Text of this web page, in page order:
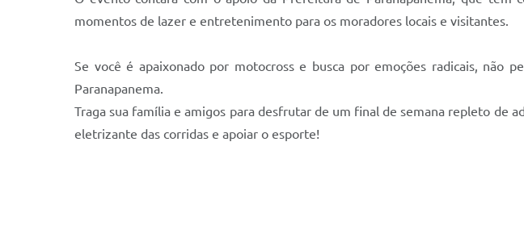
momentos de lazer e entretenimento para os moradores locais e visitantes.
Se você é apaixonado por motocross e busca por emoções radicais, não
Paranapanema.
Traga sua família e amigos para desfrutar de um final de semana repleto de
eletrizante das corridas e apoiar o esporte!